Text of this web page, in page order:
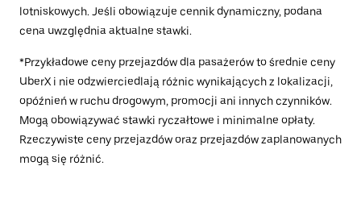
lotniskowych. Jeśli obowiązuje cennik dynamiczny, podana
cena uwzględnia aktualne stawki.
*Przykładowe ceny przejazdów dla pasażerów to średnie ceny
UberX i nie odzwierciedlają różnic wynikających z lokalizacji,
opóźnień w ruchu drogowym, promocji ani innych czynników.
Mogą obowiązywać stawki ryczałtowe i minimalne opłaty.
Rzeczywiste ceny przejazdów oraz przejazdów zaplanowanych
mogą się różnić.